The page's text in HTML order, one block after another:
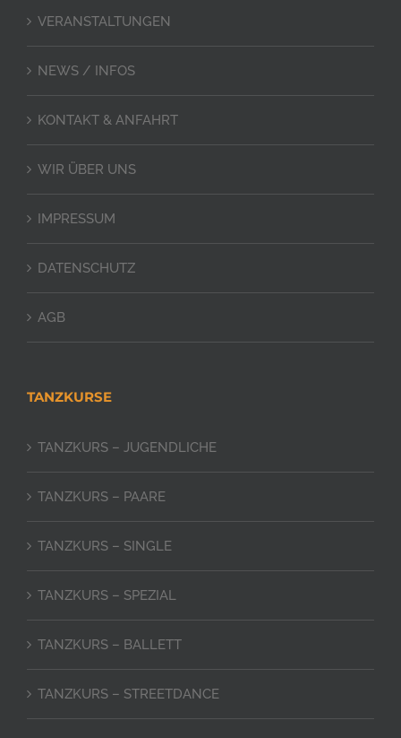
VERANSTALTUNGEN
NEWS / INFOS
KONTAKT & ANFAHRT
WIR ÜBER UNS
IMPRESSUM
DATENSCHUTZ
AGB
TANZKURSE
TANZKURS – JUGENDLICHE
TANZKURS – PAARE
TANZKURS – SINGLE
TANZKURS – SPEZIAL
TANZKURS – BALLETT
TANZKURS – STREETDANCE